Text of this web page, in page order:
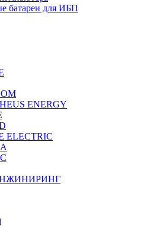
батареи для ИБП
ENERGY
ELECTRIC